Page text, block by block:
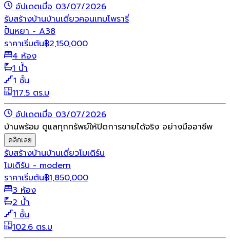
อัปเดตเมื่อ 03/07/2026
รับสร้างบ้านบ้านเดี่ยวคอนเทมโพรารี่
ปั้นหยา - A38
ราคาเริ่มต้น฿2,150,000
4 ห้อง
1 น้ำ
1 ชั้น
117.5 ตร.ม
อัปเดตเมื่อ 03/07/2026
บ้านพร้อม ดูแลทุกทรัพย์ให้ปิดการขายได้จริง อย่างมืออาชีพ
คลิกเลย
รับสร้างบ้านบ้านเดี่ยวโมเดิร์น
โมเดิร์น - modern
ราคาเริ่มต้น฿1,850,000
3 ห้อง
2 น้ำ
1 ชั้น
102.6 ตร.ม